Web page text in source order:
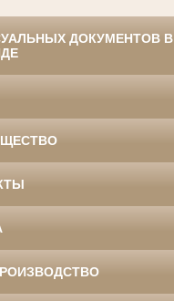
ДОКУМЕНТОВ В